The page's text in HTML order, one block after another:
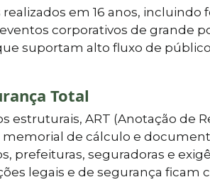
em 16 anos, incluindo
corporativos de grande
suportam alto fluxo de
Total
estruturais, ART (Anotação de
de cálculo e
prefeituras, seguradoras e
legais e de segurança